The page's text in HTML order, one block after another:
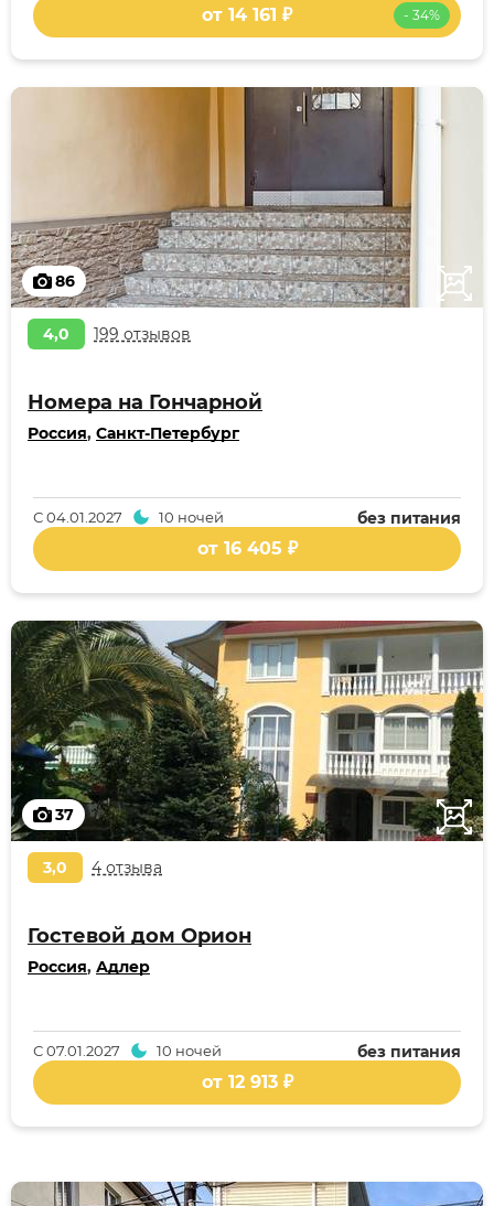
- 34%
от 14 161 ₽
86
4,0 199 отзывов
Номера на Гончарной
Россия, Санкт-Петербург
без питания
С04.01.2027 10 ночей
от 16 405 ₽
37
3,0 4 отзыва
Гостевой дом Орион
Россия, Адлер
без питания
С07.01.2027 10 ночей
от 12 913 ₽